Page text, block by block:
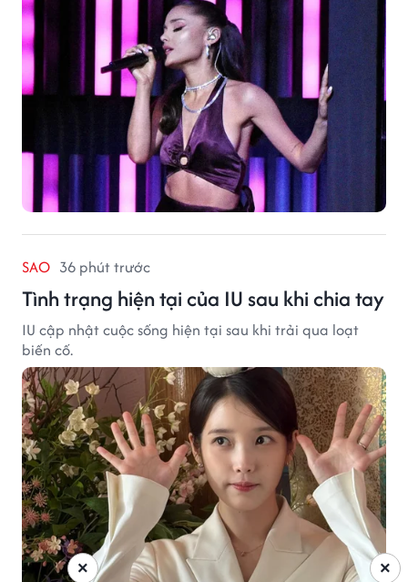
SAO 36 phút trước
Tình trạng hiện tại của IU sau khi chia tay
IU cập nhật cuộc sống hiện tại sau khi trải qua loạt
biến cố.
×
×